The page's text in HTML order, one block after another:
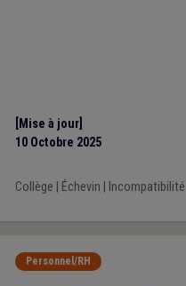
[Mise à jour]
10 Octobre 2025
Collège Échevin Incompatibilité
Personnel/RH